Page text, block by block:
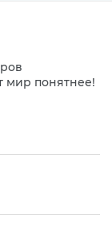
мир понятнее!